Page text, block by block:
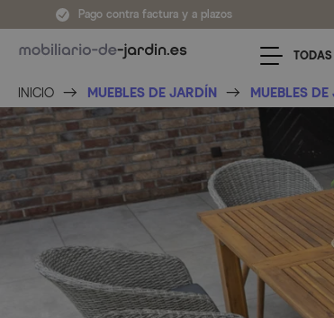
Ir al contenidoPago contra factura y a plazos
INICIO MUEBLES DE JARDÍN MUEBLES